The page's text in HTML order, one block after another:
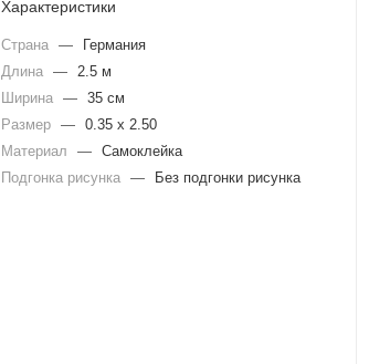
Характеристики
Страна —
Германия
Длина — 2.5 м
Ширина — 35 см
Размер — 0.35 x 2.50
Материал
— Самоклейка
Подгонка рисунка — Без подгонки рисунка